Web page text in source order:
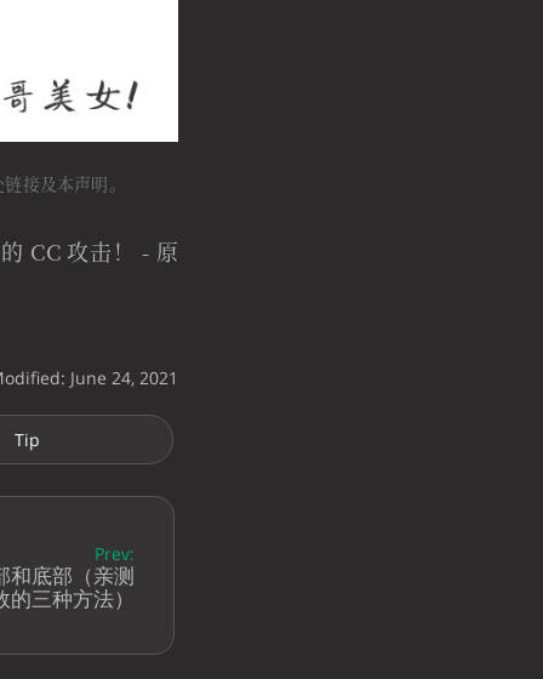
接及本声明。
CC 攻击！ - 原
June 24, 2021
Tip
Prev:
和底部（亲测
的三种方法）